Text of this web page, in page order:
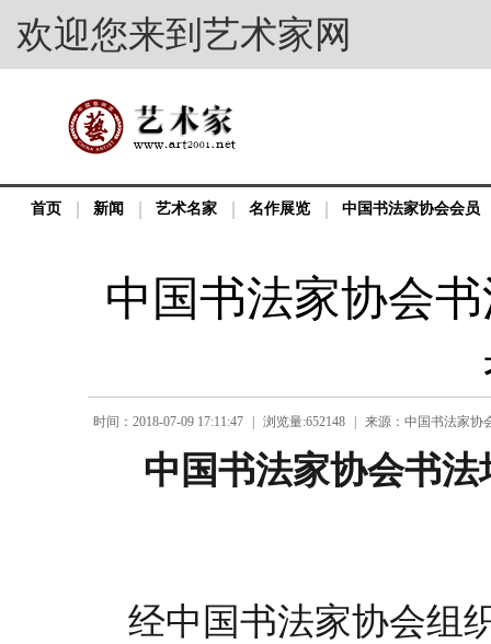
欢迎您来到艺术家网
首页 新闻 艺术名家 名作展览 中国书法家协会会员
中国书法家协会
时间：2018-07-09 17:11:47 浏览量:652148 来源：中国书法家协
中国书法家协会书法
经中国书法家协会组